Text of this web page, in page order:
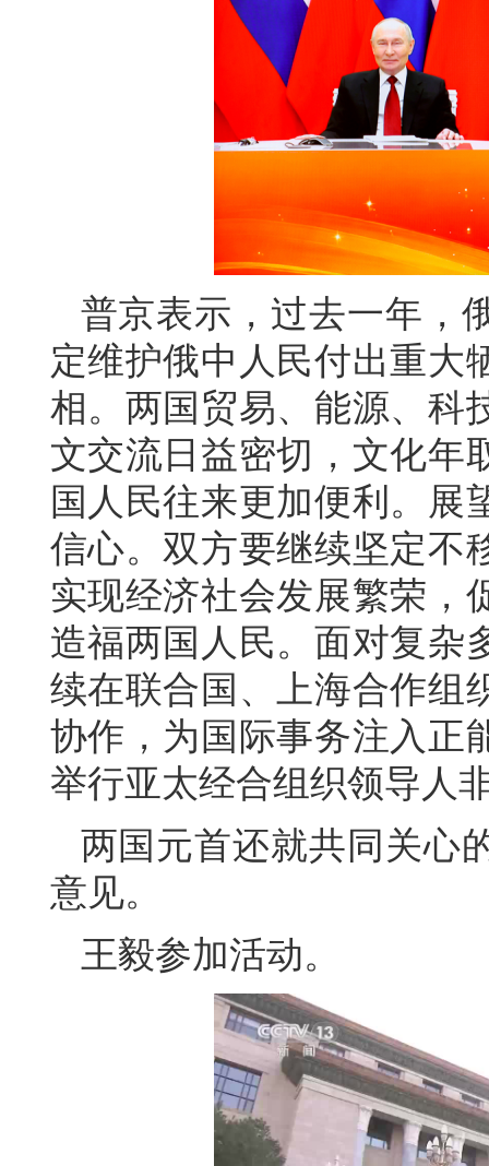
普京表示，过去一年，
定维护俄中人民付出重大
相。两国贸易、能源、科
文交流日益密切，文化年
国人民往来更加便利。展
信心。双方要继续坚定不
实现经济社会发展繁荣，
造福两国人民。面对复杂
续在联合国、上海合作组
协作，为国际事务注入正
举行亚太经合组织领导人
两国元首还就共同关心
意见。
王毅参加活动。